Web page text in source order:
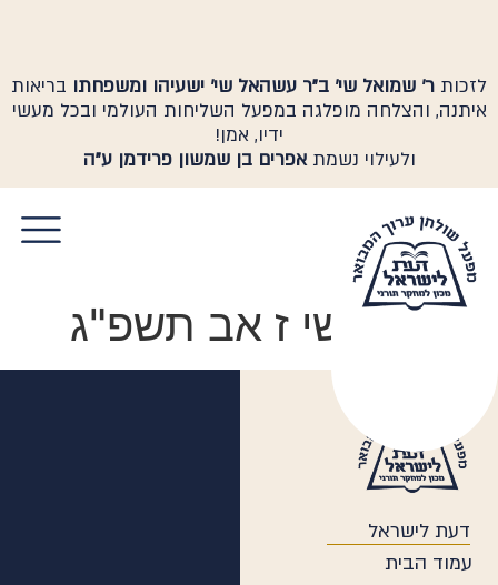
לזכות ר' שמואל שי' ב"ר עשהאל שי' ישעיהו ומשפחתו בריאות
איתנה, והצלחה מופלגה במפעל השליחות העולמי ובכל מעשי
ידיו, אמן!
ולעילוי נשמתאפרים בן שמשון פרידמן ע"ה
יום שלישי ז אב תשפ"ג
דעת לישראל
עמוד הבית